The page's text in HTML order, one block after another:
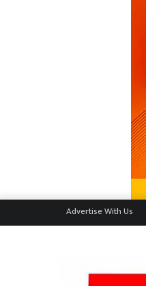
Advertise With Us